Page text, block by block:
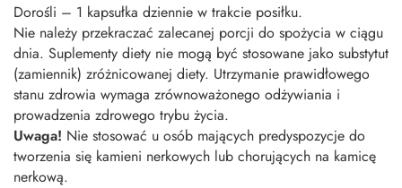
Dorośli – 1 kapsułka dziennie w trakcie posiłku.
Nie należy przekraczać zalecanej porcji do spożycia w ciągu
dnia. Suplementy diety nie mogą być stosowane jako substytut
(zamiennik) zróżnicowanej diety. Utrzymanie prawidłowego
stanu zdrowia wymaga zrównoważonego odżywiania i
prowadzenia zdrowego trybu życia.
Uwaga! Nie stosować u osób mających predyspozycje do
tworzenia się kamieni nerkowych lub chorujących na kamicę
nerkową.